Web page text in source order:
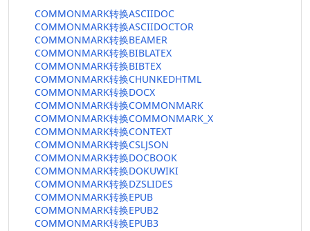
COMMONMARK转换ASCIIDOC
COMMONMARK转换ASCIIDOCTOR
COMMONMARK转换BEAMER
COMMONMARK转换BIBLATEX
COMMONMARK转换BIBTEX
COMMONMARK转换CHUNKEDHTML
COMMONMARK转换DOCX
COMMONMARK转换COMMONMARK
COMMONMARK转换COMMONMARK_X
COMMONMARK转换CONTEXT
COMMONMARK转换CSLJSON
COMMONMARK转换DOCBOOK
COMMONMARK转换DOKUWIKI
COMMONMARK转换DZSLIDES
COMMONMARK转换EPUB
COMMONMARK转换EPUB2
COMMONMARK转换EPUB3